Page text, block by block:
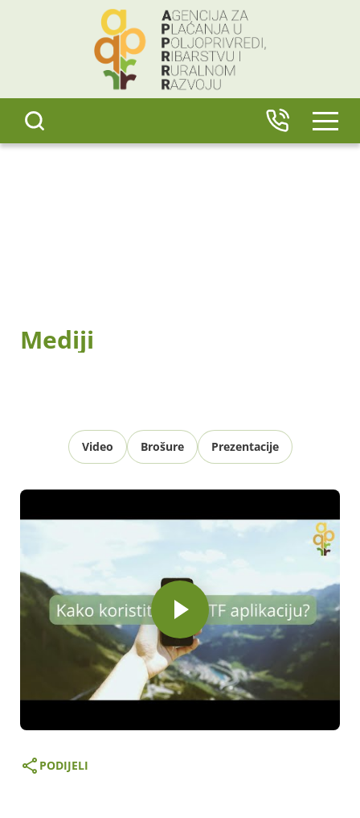
Mediji
Video Brošure Prezentacije
PODIJELI